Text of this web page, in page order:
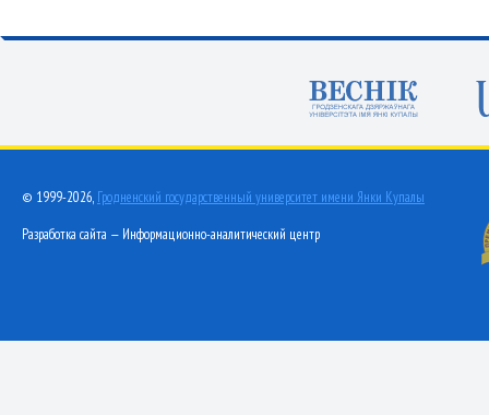
© 1999-2026, Гродненский государственный университет имени Янки Купалы
Разработка сайта — Информационно-аналитический центр